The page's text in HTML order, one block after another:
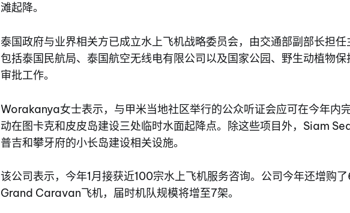
滩起降。
泰国政府与业界相关方已成立水上飞机战略委员会，由交通部副部长担任
包括泰国民航局、泰国航空无线电有限公司以及国家公园、野生动植物
审批工作。
Worakanya女士表示，与甲米当地社区举行的公众听证会应可在今年内
动在图卡克和皮皮岛建设三处临时水面起降点。除这些项目外，Siam
普吉和攀牙府的小长岛建设相关设施。
该公司表示，今年1月接获近100宗水上飞机服务咨询。公司今年还增购
Grand Caravan飞机，届时机队规模将增至7架。